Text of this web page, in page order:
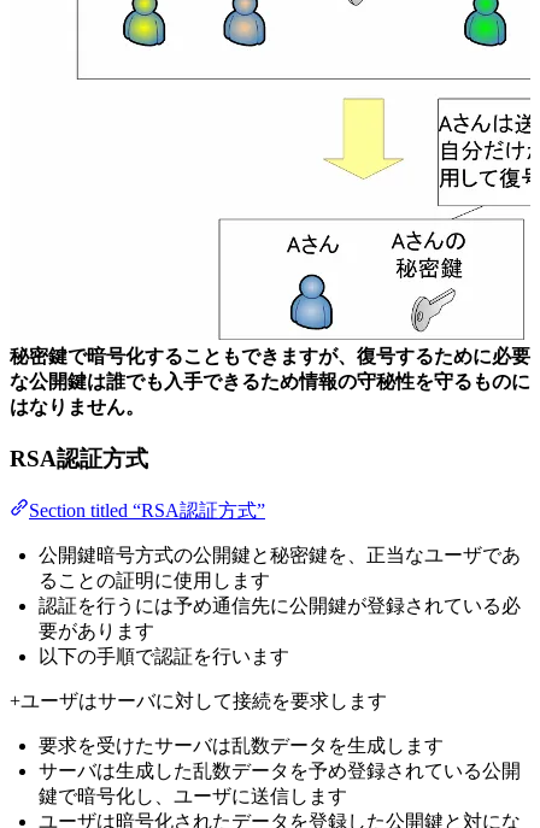
秘密鍵で暗号化することもできますが、復号するために必要
な公開鍵は誰でも入手できるため情報の守秘性を守るものに
はなりません。
RSA認証方式
Section titled “RSA認証方式”
公開鍵暗号方式の公開鍵と秘密鍵を、正当なユーザであ
ることの証明に使用します
認証を行うには予め通信先に公開鍵が登録されている必
要があります
以下の手順で認証を行います
+ユーザはサーバに対して接続を要求します
要求を受けたサーバは乱数データを生成します
サーバは生成した乱数データを予め登録されている公開
鍵で暗号化し、ユーザに送信します
ユーザは暗号化されたデータを登録した公開鍵と対にな